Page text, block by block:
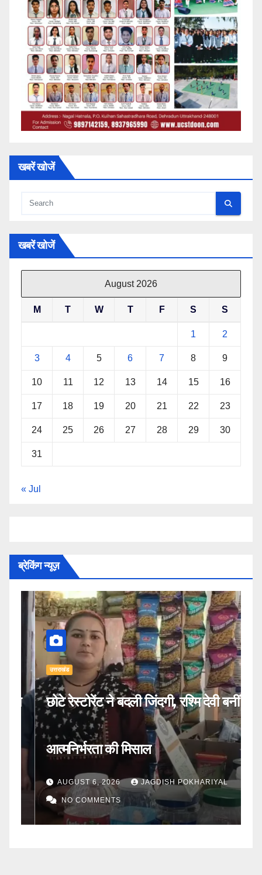
खबरें खोजें
खबरें खोजें
August 2026
M T W T F S S
1 2
3 4 5 6 7 8 9
10 11 12 13 14 15 16
17 18 19 20 21 22 23
24 25 26 27 28 29 30
31
« Jul
ब्रेकिंग न्यूज़
उत्तराखंड
छोटे रेस्टोरेंट ने बदली जिंदगी, रश्मि देवी बनीं
आत्मनिर्भरता की मिसाल
AUGUST 6, 2026 JAGDISH POKHARIYAL
NO COMMENTS